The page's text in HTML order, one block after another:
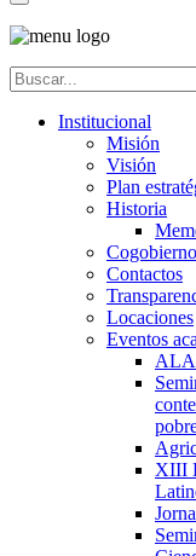
Institucional
Misión
Visión
Plan
Historia
Cogobierno
Contactos
Locaciones
Eventos
XIII